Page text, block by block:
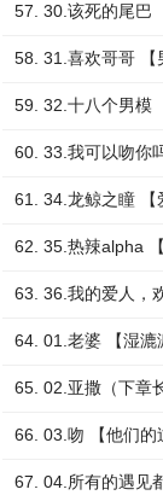
57. 30.该死的尾巴
58. 31.喜欢哥哥 【
59. 32.十八个男模
60. 33.我可以吻你
61. 34.龙鲸之瞳
62. 35.热辣alpha
63. 36.我的爱人，
64. 01.老婆 【湿漉
65. 02.亚撒（下章
66. 03.吻 【他们
67. 04.所有的遇见